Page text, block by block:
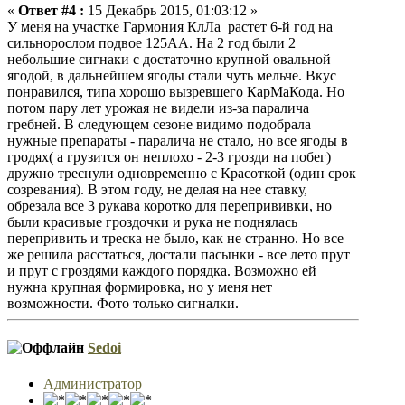
« Ответ #4 : 15 Декабрь 2015, 01:03:12 »
У меня на участке Гармония КлЛа растет 6-й год на
сильнорослом подвое 125АА. На 2 год были 2
небольшие сигнаки с достаточно крупной овальной
ягодой, в дальнейшем ягоды стали чуть мельче. Вкус
понравился, типа хорошо вызревшего КарМаКода. Но
потом пару лет урожая не видели из-за паралича
гребней. В следующем сезоне видимо подобрала
нужные препараты - паралича не стало, но все ягоды в
гродях( а грузится он неплохо - 2-3 грозди на побег)
дружно треснули одновременно с Красоткой (один срок
созревания). В этом году, не делая на нее ставку,
обрезала все 3 рукава коротко для перепрививки, но
были красивые гроздочки и рука не поднялась
перепривить и треска не было, как не странно. Но все
же решила расстаться, достали пасынки - все лето прут
и прут с гроздями каждого порядка. Возможно ей
нужна крупная формировка, но у меня нет
возможности. Фото только сигналки.
Sedoi
Администратор